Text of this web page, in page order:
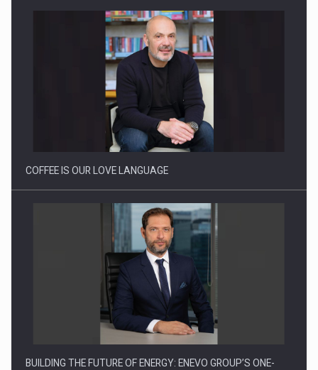
Webinar - Business Evolution-RETHINK STRATEGY-Finantare
Investitii Digitalizare
COFFEE IS OUR LOVE LANGUAGE
BUILDING THE FUTURE OF ENERGY: ENEVO GROUP’S ONE-